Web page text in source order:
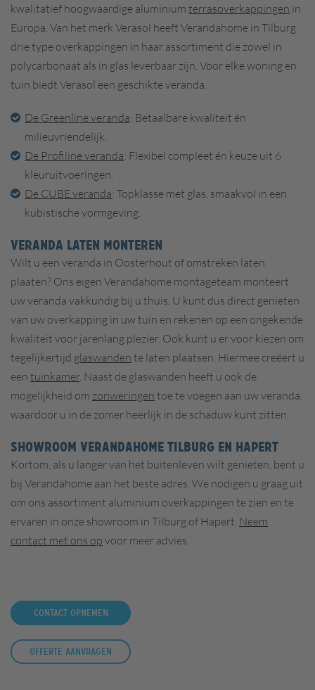
kwalitatief hoogwaardige aluminium terrasoverkappingen in
Europa. Van het merk Verasol heeft Verandahome in Tilburg
drie type overkappingen in haar assortiment die zowel in
polycarbonaat als in glas leverbaar zijn. Voor elke woning en
tuin biedt Verasol een geschikte veranda.
De Greenline veranda: Betaalbare kwaliteit én
milieuvriendelijk.
De Profiline veranda: Flexibel compleet én keuze uit 6
kleuruitvoeringen.
De CUBE veranda: Topklasse met glas, smaakvol in een
kubistische vormgeving.
VERANDA LATEN MONTEREN
Wilt u een veranda in Oosterhout of omstreken laten
plaaten? Ons eigen Verandahome montageteam monteert
uw veranda vakkundig bij u thuis. U kunt dus direct genieten
van uw overkapping in uw tuin en rekenen op een ongekende
kwaliteit voor jarenlang plezier. Ook kunt u er voor kiezen om
tegelijkertijd glaswanden te laten plaatsen. Hiermee creëert u
een tuinkamer. Naast de glaswanden heeft u ook de
mogelijkheid om zonweringen toe te voegen aan uw veranda,
waardoor u in de zomer heerlijk in de schaduw kunt zitten.
SHOWROOM VERANDAHOME TILBURG EN HAPERT
Kortom, als u langer van het buitenleven wilt genieten, bent u
bij Verandahome aan het beste adres. We nodigen u graag uit
om ons assortiment aluminium overkappingen te zien en te
ervaren in onze showroom in Tilburg of Hapert. Neem
contact met ons op voor meer advies.
Contact opnemen
Offerte aanvragen